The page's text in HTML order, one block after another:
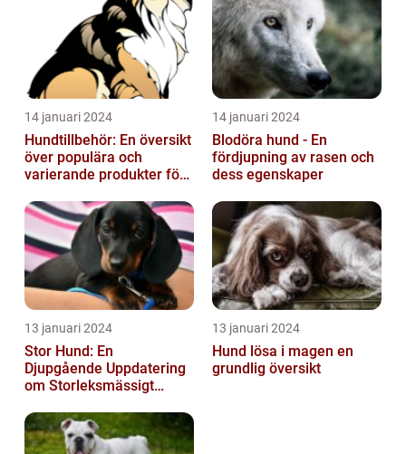
14 januari 2024
Hundtillbehör: En översikt
över populära och
varierande produkter för
14 januari 2024
Blodöra hund - En
fördjupning av rasen och
dess egenskaper
13 januari 2024
Stor Hund: En
Djupgående Uppdatering
om Storleksmässigt
Hundsporter för
Hundälskare
13 januari 2024
Hund lösa i magen en
grundlig översikt